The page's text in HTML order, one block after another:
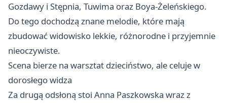
Gozdawy i Stępnia, Tuwima oraz Boya-Żeleńskiego.
Do tego dochodzą znane melodie, które mają
zbudować widowisko lekkie, różnorodne i przyjemnie
nieoczywiste.
Scena bierze na warsztat dzieciństwo, ale celuje w
dorosłego widza
Za drugą odsłoną stoi Anna Paszkowska wraz z